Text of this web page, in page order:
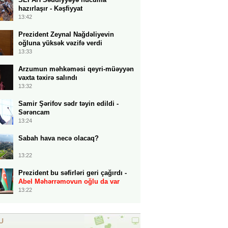
hazırlaşır - Kəşfiyyat
13:42
Prezident Zeynal Nağdəliyevin
oğluna yüksək vəzifə verdi
13:33
Arzumun məhkəməsi qeyri-müəyyən
vaxta təxirə salındı
13:32
Samir Şərifov sədr təyin edildi -
Sərəncam
13:24
Sabah hava necə olacaq?
13:22
Prezident bu səfirləri geri çağırdı -
Abel Məhərrəmovun oğlu da var
13:22